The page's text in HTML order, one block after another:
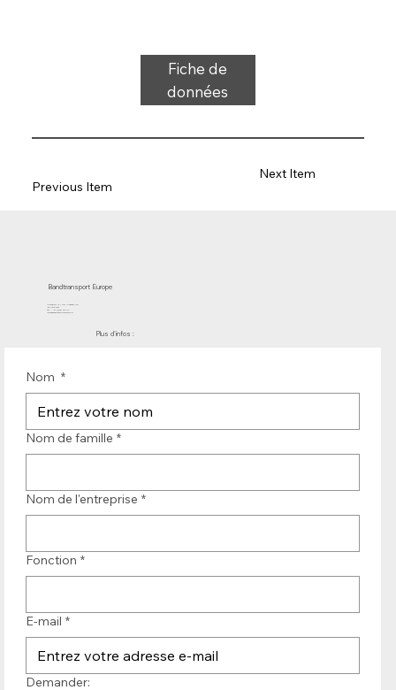
Fiche de
données
Previous Item
Next Item
Bandtransport Europe
Molenwerf 12 | DB Uitgeest 1911
les Pays-Bas
Tél. : +31 (0)251 319 119
info@bandtransporteurope.nl
Plus d'infos :
Nom *
Nom de famille *
Nom de l'entreprise *
Fonction *
E-mail *
Demander: